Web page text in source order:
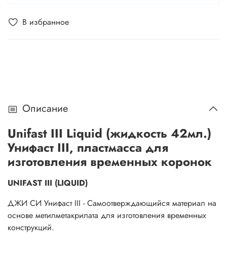
В избранное
Описание
Unifast III Liquid (жидкость 42мл.)
Унифаст III, пластмасса для
изготовления временных коронок
UNIFAST III (LIQUID)
ДЖИ СИ Унифаст III - Самоотверждающийся материал на
основе метилметакрилата для изготовления временных
конструкций.